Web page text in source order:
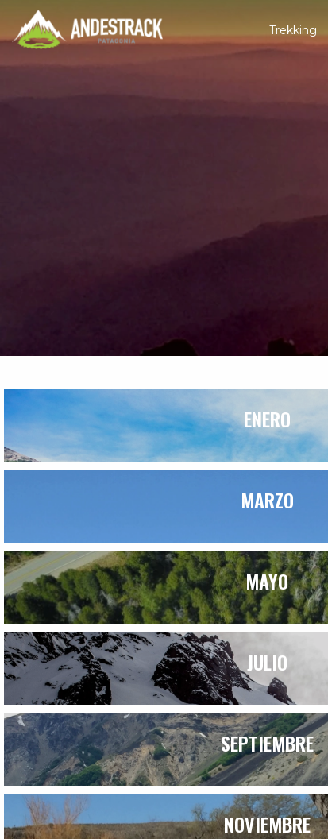
Trekking
ENERO
MARZO
MAYO
JULIO
SEPTIEMBRE
NOVIEMBRE